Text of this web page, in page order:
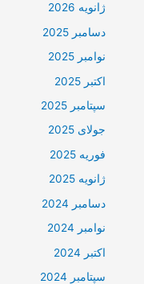
ژانویه 2026
دسامبر 2025
نوامبر 2025
اکتبر 2025
سپتامبر 2025
جولای 2025
فوریه 2025
ژانویه 2025
دسامبر 2024
نوامبر 2024
اکتبر 2024
سپتامبر 2024